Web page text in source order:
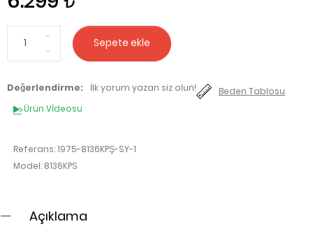
Sepete ekle
Değerlendirme: İlk yorum yazan siz olun!
Beden Tablosu
Ürün Vİdeosu
Referans: 1975-8136KPŞ-SY-1
Model: 8136KPS
Açıklama